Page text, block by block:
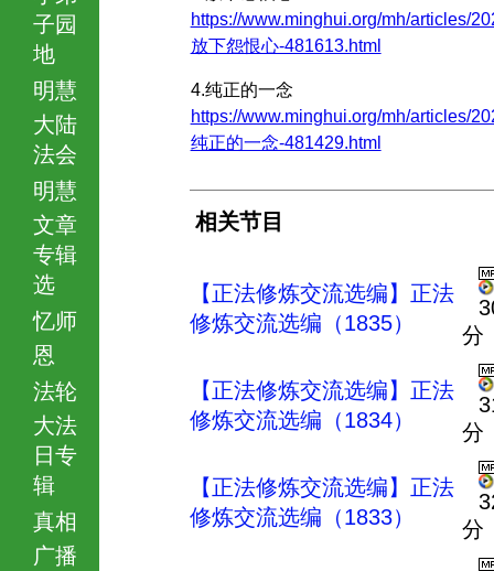
子园
地
明慧
大陆
法会
明慧
文章
专辑
选
忆师
恩
法轮
大法
日专
辑
真相
广播
https://www.minghui.org/mh/articles/
放下怨恨心-481613.html
4.纯正的一念
https://www.minghui.org/mh/articles/
纯正的一念-481429.html
相关节目
【正法修炼交流选编】正法
修炼交流选编（1835）
分
【正法修炼交流选编】正法
修炼交流选编（1834）
分
【正法修炼交流选编】正法
修炼交流选编（1833）
分